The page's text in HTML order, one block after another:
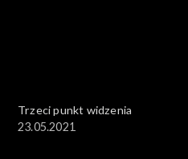
Trzeci punkt widzenia
23.05.2021